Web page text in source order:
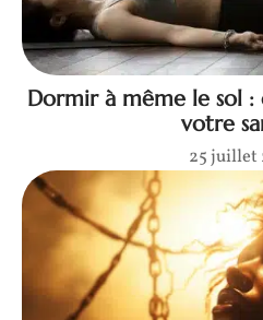
Dormir à même le sol :
votre
25 juillet